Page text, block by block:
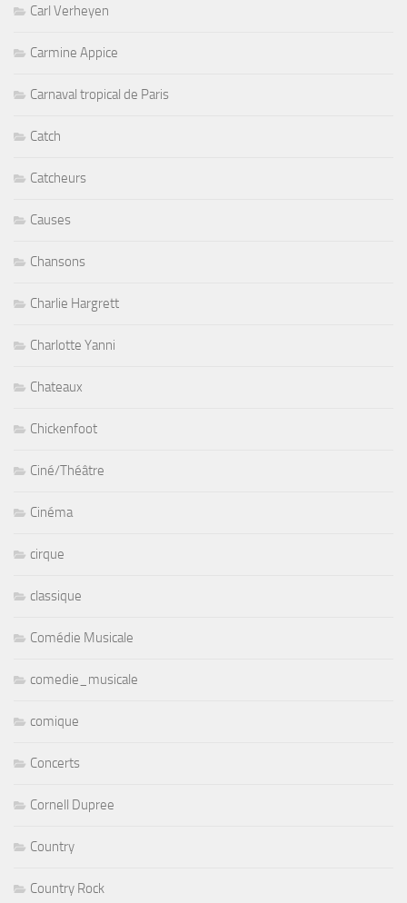
Carl Verheyen
Carmine Appice
Carnaval tropical de Paris
Catch
Catcheurs
Causes
Chansons
Charlie Hargrett
Charlotte Yanni
Chateaux
Chickenfoot
Ciné/Théâtre
Cinéma
cirque
classique
Comédie Musicale
comedie_musicale
comique
Concerts
Cornell Dupree
Country
Country Rock